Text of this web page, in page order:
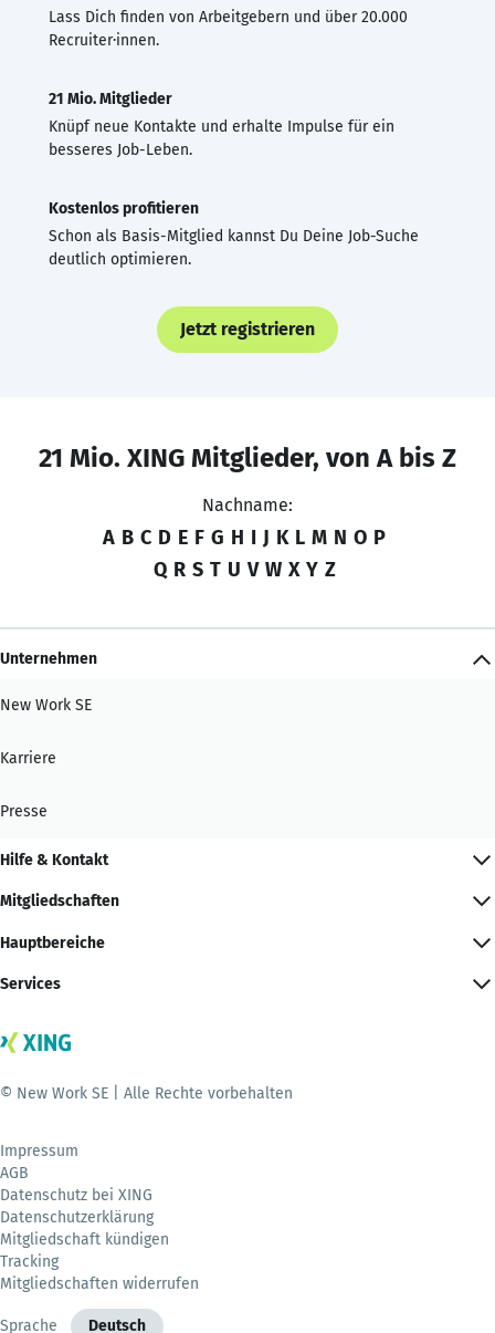
Lass Dich finden von Arbeitgebern und über 20.000
Recruiter·innen.
21 Mio. Mitglieder
Knüpf neue Kontakte und erhalte Impulse für ein
besseres Job-Leben.
Kostenlos profitieren
Schon als Basis-Mitglied kannst Du Deine Job-Suche
deutlich optimieren.
Jetzt registrieren
21 Mio. XING Mitglieder, von A bis Z
Nachname:
A B C D E F G H I J K L M N O P
Q R S T U V W X Y Z
Unternehmen
New Work SE
Karriere
Presse
Hilfe & Kontakt
Mitgliedschaften
Hauptbereiche
Services
© New Work SE | Alle Rechte vorbehalten
Impressum
AGB
Datenschutz bei XING
Datenschutzerklärung
Mitgliedschaft kündigen
Tracking
Mitgliedschaften widerrufen
Sprache Deutsch